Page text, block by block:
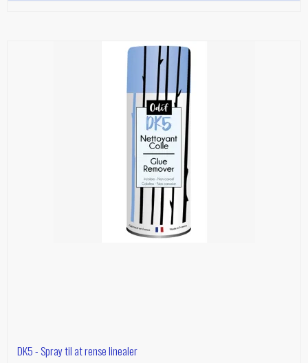
DK5 - Spray til at rense linealer